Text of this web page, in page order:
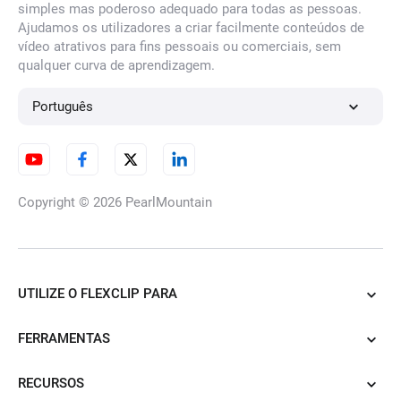
simples mas poderoso adequado para todas as pessoas.
Ajudamos os utilizadores a criar facilmente conteúdos de
vídeo atrativos para fins pessoais ou comerciais, sem
qualquer curva de aprendizagem.
Português
Copyright © 2026 PearlMountain
UTILIZE O FLEXCLIP PARA
FERRAMENTAS
RECURSOS